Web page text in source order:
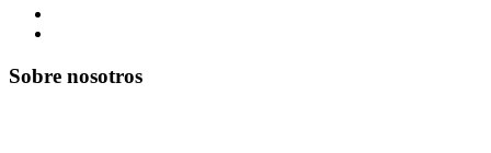
Sobre nosotros